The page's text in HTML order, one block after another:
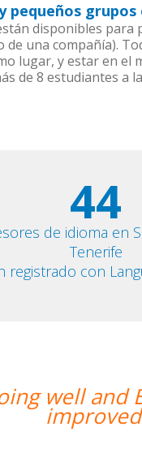
pequeños
disponibles
una compañía).
lugar, y estar en
de 8 estudiantes
44
de idioma en
Tenerife
registrado con
is